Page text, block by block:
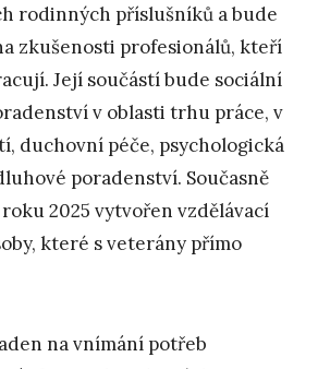
rodinných příslušníků a bude
zkušenosti profesionálů, kteří
Její součástí bude sociální
v oblasti trhu práce, v
duchovní péče, psychologická
poradenství. Současně
2025 vytvořen vzdělávací
které s veterány přímo
na vnímání potřeb